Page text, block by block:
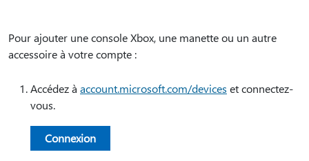
Pour ajouter une console Xbox, une manette ou un autre
accessoire à votre compte :
Accédez à account.microsoft.com/devices et connectez-
vous.
Connexion